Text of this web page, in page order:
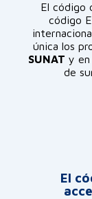
El código
código
única los
SUNAT y en
de
El